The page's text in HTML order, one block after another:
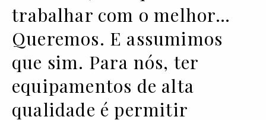
trabalhar com o melhor…
Queremos. E assumimos
que sim. Para nós, ter
equipamentos de alta
qualidade é permitir